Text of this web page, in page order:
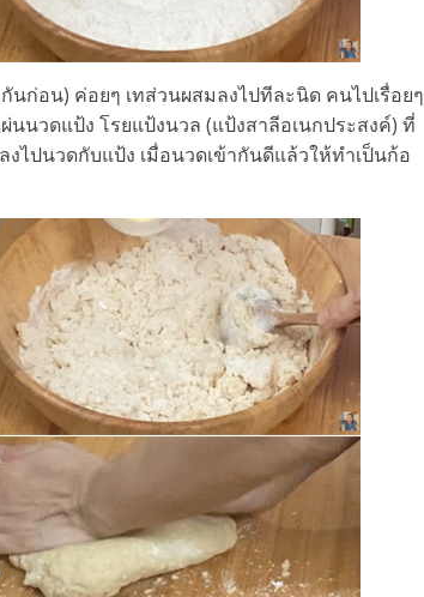
นก่อน) ค่อยๆ เทส่วนผสมลงไปทีละนิด คนไปเรื่อยๆ
นวดแป้ง โรยแป้งนวล (แป้งสาลีอเนกประสงค์) ที่
ไปนวดกับแป้ง เมื่อนวดเข้ากันดีแล้วให้ทำเป็นก้อ